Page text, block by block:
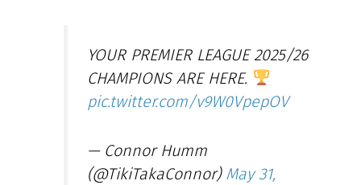
YOUR PREMIER LEAGUE 2025/26
CHAMPIONS ARE HERE.
pic.twitter.com/v9W0VpepOV
— Connor Humm
(@TikiTakaConnor) May 31,